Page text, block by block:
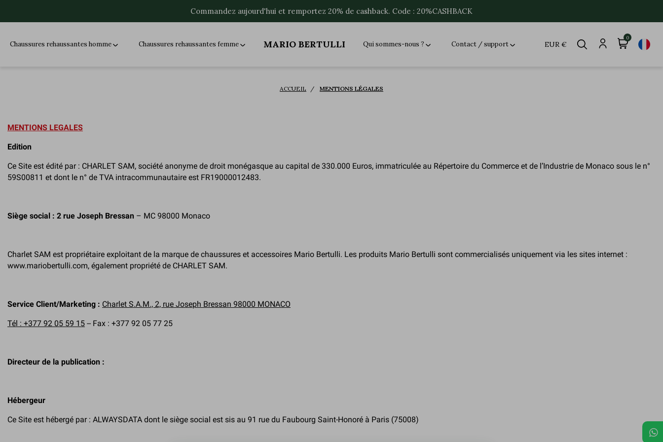
Commandez aujourd'hui et remportez 20% de cashback. Code : 20%CASHBACK
Chaussures rehaussantes homme Chaussures rehaussantes femme MARIO BERTULLI Qui sommes-nous ? Contact / support EUR €
0
ACCUEIL MENTIONS LÉGALES
MENTIONS LEGALES
Edition
Ce Site est édité par : CHARLET SAM, société anonyme de droit monégasque au capital de 330.000 Euros, immatriculée au Répertoire du Commerce et de l’Industrie de Monaco sous le n°
59S00811 et dont le n° de TVA intracommunautaire est FR19000012483.
Siège social : 2 rue Joseph Bressan – MC 98000 Monaco
Charlet SAM est propriétaire exploitant de la marque de chaussures et accessoires Mario Bertulli. Les produits Mario Bertulli sont commercialisés uniquement via les sites internet :
www.mariobertulli.com, également propriété de CHARLET SAM.
Service Client/Marketing : Charlet S.A.M., 2, rue Joseph Bressan 98000 MONACO
Tél : +377 92 05 59 15 -- Fax : +377 92 05 77 25
Directeur de la publication :
Hébergeur
Ce Site est hébergé par : ALWAYSDATA dont le siège social est sis au 91 rue du Faubourg Saint-Honoré à Paris (75008)